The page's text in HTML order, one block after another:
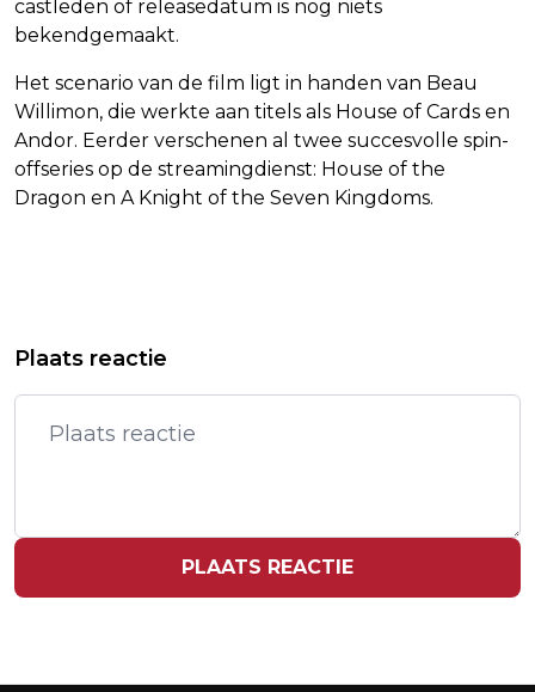
castleden of releasedatum is nog niets
bekendgemaakt.
Het scenario van de film ligt in handen van Beau
Willimon, die werkte aan titels als House of Cards en
Andor. Eerder verschenen al twee succesvolle spin-
offseries op de streamingdienst: House of the
Dragon en A Knight of the Seven Kingdoms.
NA BERICHT TRUMP BEGELEIDEN
IRAANSE AYATOLLAH KHAMENEI
WORDT BEGRAVEN IN THUISSTAD
MASHHAD
Plaats reactie
PLAATS REACTIE